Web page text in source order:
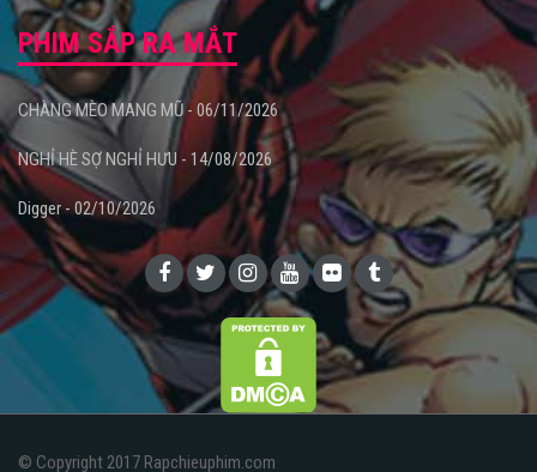
PHIM SẮP RA MẮT
CHÀNG MÈO MANG MŨ - 06/11/2026
NGHỈ HÈ SỢ NGHỈ HƯU - 14/08/2026
Digger - 02/10/2026
© Copyright 2017 Rapchieuphim.com